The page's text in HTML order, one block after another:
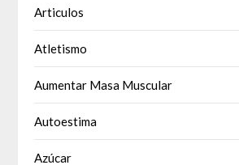
Articulos
Atletismo
Aumentar Masa Muscular
Autoestima
Azúcar